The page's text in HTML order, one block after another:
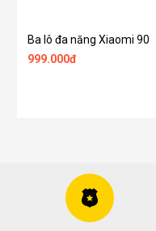
Ba lô đa năng Xiaomi 90
999.000đ